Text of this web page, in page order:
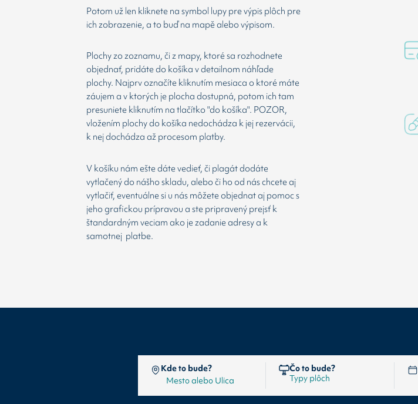
Potom už len kliknete na symbol lupy pre výpis plôch pre
ich zobrazenie, a to buď na mapě alebo výpisom.
Plochy zo zoznamu, či z mapy, ktoré sa rozhodnete
objednať, pridáte do košíka v detailnom náhľade
plochy. Najprv označíte kliknutím mesiaca o ktoré máte
záujem a v ktorých je plocha dostupná, potom ich tam
presuniete kliknutím na tlačítko "do košíka". POZOR,
vložením plochy do košíka nedochádza k jej rezervácii,
k nej dochádza až procesom platby.
V košíku nám ešte dáte vedieť, či plagát dodáte
vytlačený do nášho skladu, alebo či ho od nás chcete aj
vytlačiť, eventuálne si u nás môžete objednat aj pomoc s
jeho grafickou prípravou a ste pripravený prejsť k
štandardným veciam ako je zadanie adresy a k
samotnej platbe.
Kde to bude? Čo to bude?